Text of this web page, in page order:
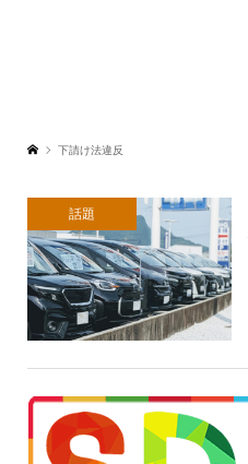
下請け法違反
話題